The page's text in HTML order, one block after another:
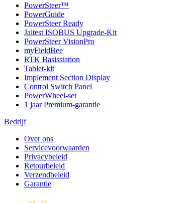
PowerSteer™
PowerGuide
PowerSteer Ready
Jaltest ISOBUS Upgrade-Kit
PowerSteer VisionPro
myFieldBee
RTK Basisstation
Tablet-kit
Implement Section Display
Control Switch Panel
PowerWheel-set
1 jaar Premium-garantie
Bedrijf
Over ons
Servicevoorwaarden
Privacybeleid
Retourbeleid
Verzendbeleid
Garantie